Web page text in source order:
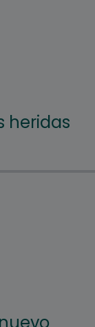
heridas